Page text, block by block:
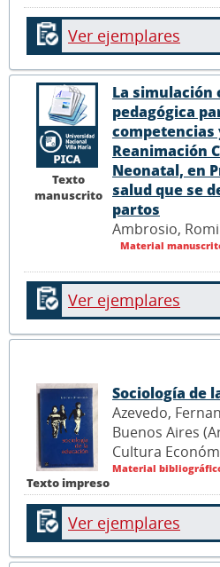
Ver ejemplares
Texto
manuscrito
La simulación
pedagógica
competencias
Reanimación
Neonatal, en
salud que se
partos
Ambrosio,
Material
Ver ejemplares
Texto impreso
Sociología de
Azevedo,
Buenos Aires
Cultura
Material
Ver ejemplares